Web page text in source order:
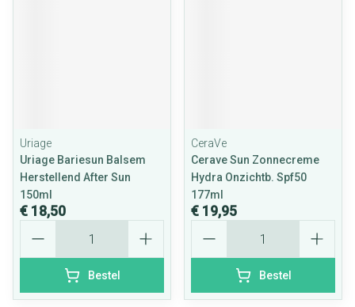
Uriage
Uriage Bariesun Balsem
Herstellend After Sun
150ml
€ 18,50
Bestel
CeraVe
Cerave Sun Zonnecreme
Hydra Onzichtb. Spf50
177ml
€ 19,95
Bestel